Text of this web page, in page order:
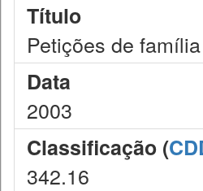
Título
Petições de
Data
2003
Classificação (
342.16